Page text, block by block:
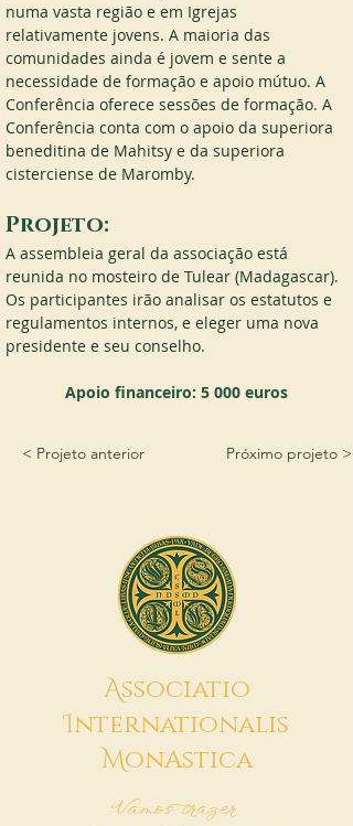
numa vasta região e em Igrejas
relativamente jovens. A maioria das
comunidades ainda é jovem e sente a
necessidade de formação e apoio mútuo. A
Conferência oferece sessões de formação. A
Conferência conta com o apoio da superiora
beneditina de Mahitsy e da superiora
cisterciense de Maromby.
Projeto:
A assembleia geral da associação está
reunida no mosteiro de Tulear (Madagascar).
Os participantes irão analisar os estatutos e
regulamentos internos, e eleger uma nova
presidente e seu conselho.
Apoio financeiro: 5 000 euros
< Projeto anterior Próximo projeto >
Associatio
Internationalis
MonAstica
Vamos trazer